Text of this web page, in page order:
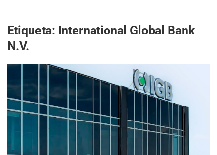
Etiqueta: International Global Bank
N.V.